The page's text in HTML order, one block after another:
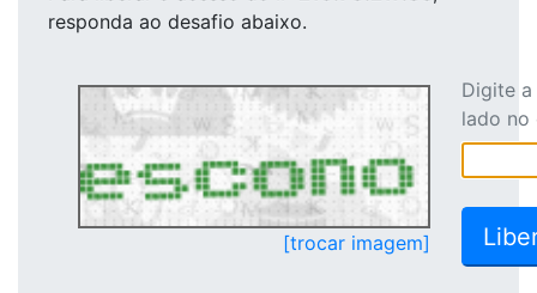
responda ao desafio abaixo.
[trocar imagem]
Digite
lado no